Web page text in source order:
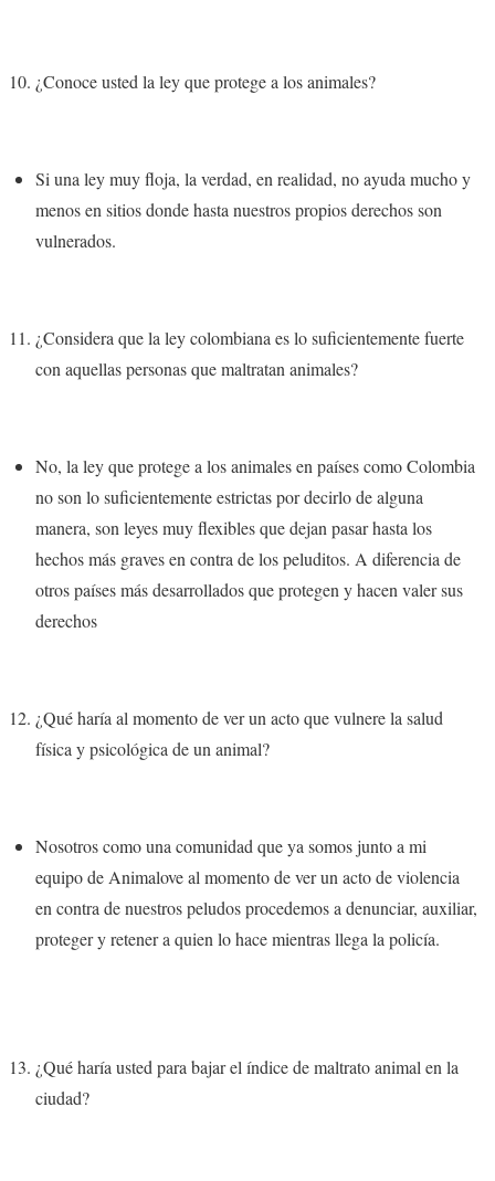
¿Conoce usted la ley que protege a los animales?
Si una ley muy floja, la verdad, en realidad, no ayuda mucho y
menos en sitios donde hasta nuestros propios derechos son
vulnerados.
¿Considera que la ley colombiana es lo suficientemente fuerte
con aquellas personas que maltratan animales?
No, la ley que protege a los animales en países como Colombia
no son lo suficientemente estrictas por decirlo de alguna
manera, son leyes muy flexibles que dejan pasar hasta los
hechos más graves en contra de los peluditos. A diferencia de
otros países más desarrollados que protegen y hacen valer sus
derechos
¿Qué haría al momento de ver un acto que vulnere la salud
física y psicológica de un animal?
Nosotros como una comunidad que ya somos junto a mi
equipo de Animalove al momento de ver un acto de violencia
en contra de nuestros peludos procedemos a denunciar, auxiliar,
proteger y retener a quien lo hace mientras llega la policía.
¿Qué haría usted para bajar el índice de maltrato animal en la
ciudad?